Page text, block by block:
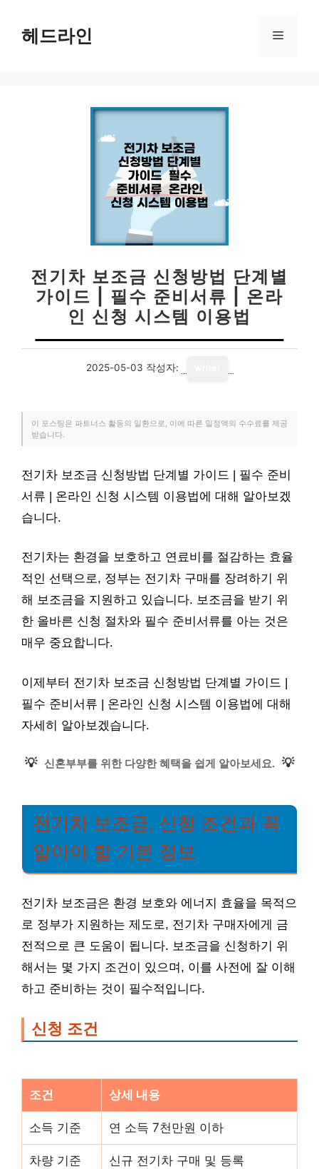
헤드라인 메
전기차 보조금 신청방법 단계별
가이드 | 필수 준비서류 | 온라
인 신청 시스템 이용법
2025-05-03 작성자:
이 포스팅은 파트너스 활동의 일환으로, 이에 따른 일정액의 수수료를 제공
받습니다.
전기차 보조금 신청방법 단계별 가이드 | 필수 준비
서류 | 온라인 신청 시스템 이용법에 대해 알아보겠
습니다.
전기차는 환경을 보호하고 연료비를 절감하는 효율
적인 선택으로, 정부는 전기차 구매를 장려하기 위
해 보조금을 지원하고 있습니다. 보조금을 받기 위
한 올바른 신청 절차와 필수 준비서류를 아는 것은
매우 중요합니다.
이제부터 전기차 보조금 신청방법 단계별 가이드 |
필수 준비서류 | 온라인 신청 시스템 이용법에 대해
자세히 알아보겠습니다.
💡 신혼부부를 위한 다양한 혜택을 쉽게 알아보세요. 💡
전기차 보조금, 신청 조건과 꼭
알아야 할 기본 정보
전기차 보조금은 환경 보호와 에너지 효율을 목적으
로 정부가 지원하는 제도로, 전기차 구매자에게 금
전적으로 큰 도움이 됩니다. 보조금을 신청하기 위
해서는 몇 가지 조건이 있으며, 이를 사전에 잘 이해
하고 준비하는 것이 필수적입니다.
신청 조건
조건 상세 내용
소득 기준 연 소득 7천만원 이하
차량 기준 신규 전기차 구매 및 등록